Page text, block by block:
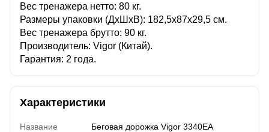
Вес тренажера нетто: 80 кг.
Размеры упаковки (ДхШхВ): 182,5х87х29,5 см.
Вес тренажера брутто: 90 кг.
Производитель: Vigor (Китай).
Гарантия: 2 года.
Характеристики
Название
Беговая дорожка Vigor 3340EA